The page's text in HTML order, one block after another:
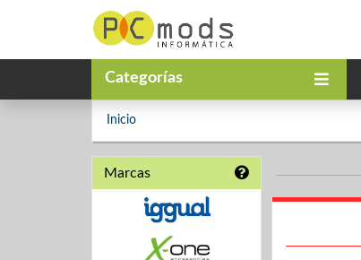
Categorías
Inicio
Marcas